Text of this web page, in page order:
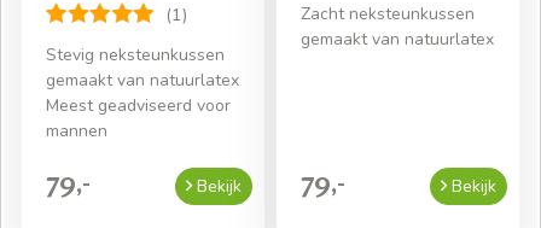
(1)
Stevig neksteunkussen
gemaakt van natuurlatex
Meest geadviseerd voor
mannen
79,- Bekijk
Zacht neksteunkussen
gemaakt van natuurlatex
79,- Bekijk